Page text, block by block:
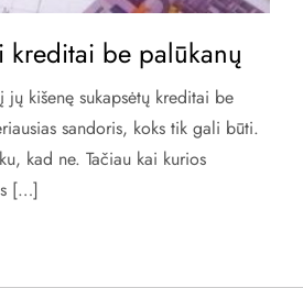
kreditai be palūkanų
kišenę sukapsėtų kreditai be
sandoris, koks tik gali būti.
kad ne. Tačiau kai kurios
[…]